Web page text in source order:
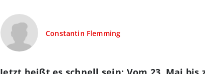
Constantin Flemming